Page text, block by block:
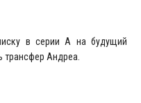
в серии А на будущий
трансфер Андреа.